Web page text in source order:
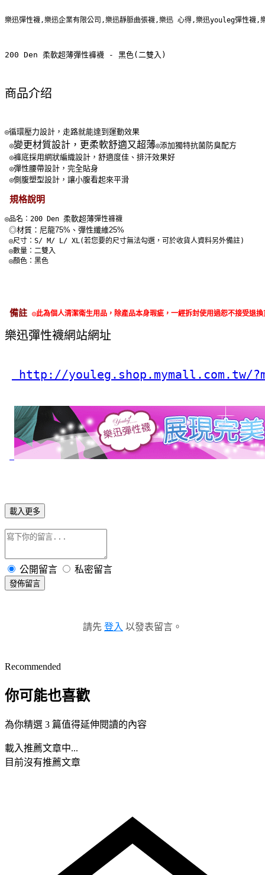
樂迅彈性襪,樂迅企業有限公司,樂迅靜脈曲張襪,樂迅 心得,樂迅youleg彈性
200 Den 柔軟超薄彈性褲襪 - 黑色(二雙入)
商品介绍
◎循環壓力設計，走路就能達到運動效果
◎變更材質設計，更柔軟舒適又超薄◎添加獨特抗菌防臭配方
◎褲底採用網狀編織設計，舒適度佳、排汗效果好
◎彈性腰帶設計，完全貼身
◎側腹塑型設計，讓小腹看起來平滑
規格說明
◎品名：200 Den 柔軟超薄彈性褲襪
◎材質：尼龍75%、彈性纖維25%
◎尺寸：S/ M/ L/ XL(若您要的尺寸無法勾選，可於收貨人資料另外備註)
◎數量：二雙入
◎顏色：黑色
備註 ◎此為個人清潔衛生用品，除產品本身瑕疵，一經拆封使用過恕不接受退換
樂迅彈性襪網站網址
http://youleg.shop.mymall.com.tw/
載入更多
公開留言 私密留言
發佈留言
請先 登入 以發表留言。
Recommended
你可能也喜歡
為你精選 3 篇值得延伸閱讀的內容
載入推薦文章中...
目前沒有推薦文章